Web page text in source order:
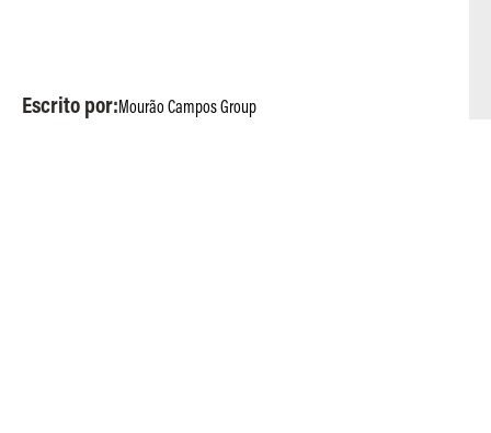
Escrito por:Mourão Campos Group